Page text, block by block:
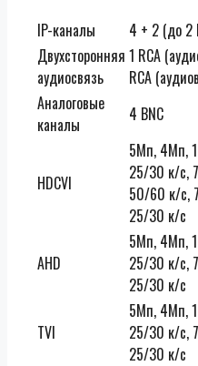
IP-каналы
4 + 2 (до
Двухсторонняя
аудиосвязь
1 RCA
RCA
Аналоговые
каналы
4 BNC
HDCVI
5Мп, 4Мп,
25/30 к/c,
50/60 к/c,
25/30 к/c
AHD
5Мп, 4Мп,
25/30 к/c,
25/30 к/c
TVI
5Мп, 4Мп,
25/30 к/c,
25/30 к/c